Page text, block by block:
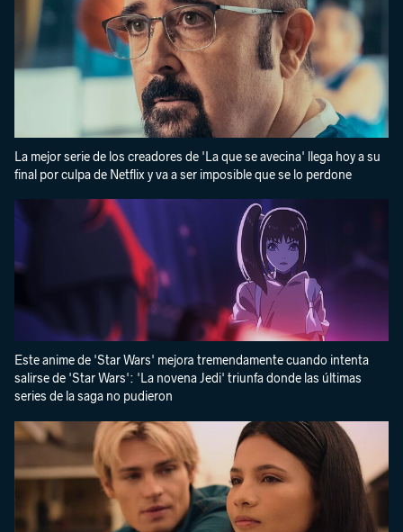
La mejor serie de los creadores de 'La que se avecina' llega hoy a su
final por culpa de Netflix y va a ser imposible que se lo perdone
Este anime de 'Star Wars' mejora tremendamente cuando intenta
salirse de 'Star Wars': 'La novena Jedi' triunfa donde las últimas
series de la saga no pudieron